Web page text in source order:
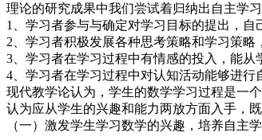
理论的研究成果中我们尝试着归纳出自主学
1、学习者参与与确定对学习目标的提出，自
2、学习者积极发展各种思考策略和学习策略
3、学习者在学习过程中有情感的投入，能从
4、学习者在学习过程中对认知活动能够进行
现代教学论认为，学生的数学学习过程是一
认为应从学生的兴趣和能力两放方面入手，
（一）激发学生学习数学的兴趣，培养自主学